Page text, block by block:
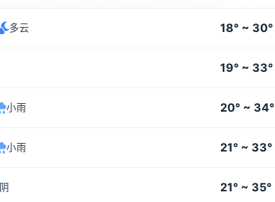
多云 18° ~ 30°
19° ~ 33°
小雨 20° ~ 34°
小雨 21° ~ 33°
阴 21° ~ 35°